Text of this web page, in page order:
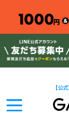
【公式